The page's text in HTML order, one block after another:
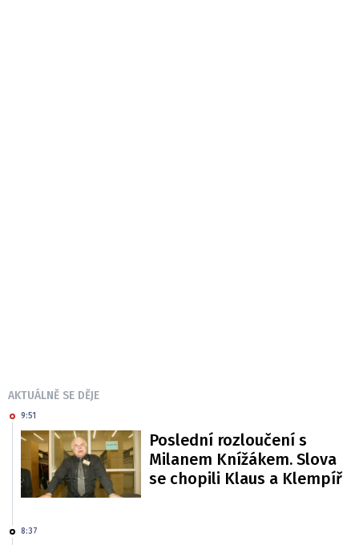
AKTUÁLNĚ SE DĚJE
9:51
Poslední rozloučení s
Milanem Knížákem. Slova
se chopili Klaus a Klempíř
8:37